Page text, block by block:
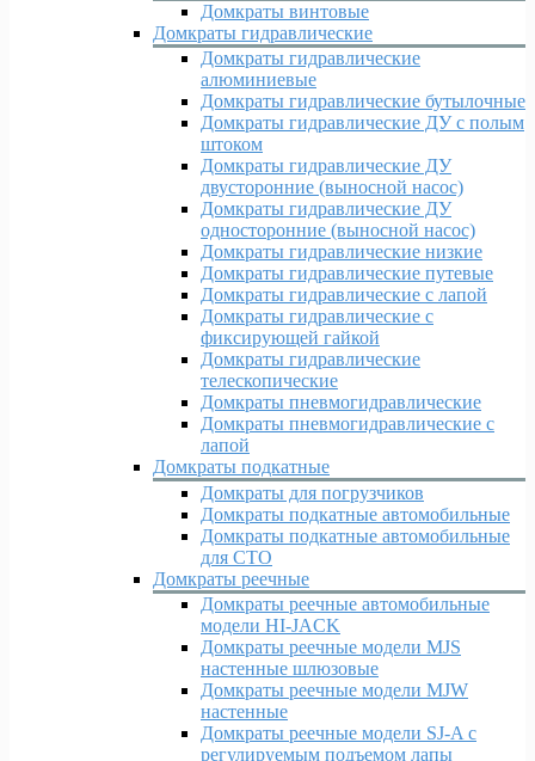
Домкраты винтовые
Домкраты гидравлические
Домкраты гидравлические
алюминиевые
Домкраты гидравлические бутылочные
Домкраты гидравлические ДУ c полым
штоком
Домкраты гидравлические ДУ
двусторонние (выносной насос)
Домкраты гидравлические ДУ
односторонние (выносной насос)
Домкраты гидравлические низкие
Домкраты гидравлические путевые
Домкраты гидравлические с лапой
Домкраты гидравлические с
фиксирующей гайкой
Домкраты гидравлические
телескопические
Домкраты пневмогидравлические
Домкраты пневмогидравлические с
лапой
Домкраты подкатные
Домкраты для погрузчиков
Домкраты подкатные автомобильные
Домкраты подкатные автомобильные
для СТО
Домкраты реечные
Домкраты реечные автомобильные
модели HI-JACK
Домкраты реечные модели MJS
настенные шлюзовые
Домкраты реечные модели MJW
настенные
Домкраты реечные модели SJ-A с
регулируемым подъемом лапы